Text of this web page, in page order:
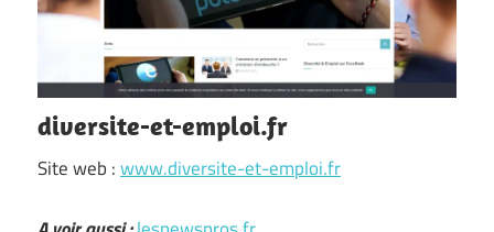
diversite-et-emploi.fr
Site web :www.diversite-et-emploi.fr